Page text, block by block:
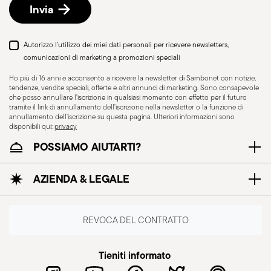
Resistente al lavaggio
Adatto al forno
indicata nella pagina
Invia
Autorizzo l'utilizzo dei miei dati personali per ricevere newsletters,
comunicazioni di marketing a promozioni speciali
Ho più di 16 anni e acconsento a ricevere la newsletter di Sambonet con notizie,
tendenze, vendite speciali, offerte e altri annunci di marketing. Sono consapevole
che posso annullare l'iscrizione in qualsiasi momento con effetto per il futuro
tramite il link di annullamento dell'iscrizione nella newsletter o la funzione di
annullamento dell'iscrizione su questa pagina. Ulteriori informazioni sono
disponibili qui:privacy
POSSIAMO AIUTARTI?
AZIENDA & LEGALE
REVOCA DEL CONTRATTO
Tieniti informato